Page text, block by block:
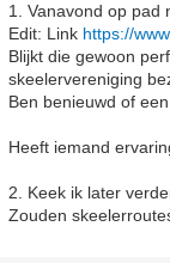
1. Vanavond op pad
Edit: Link https://
Blijkt die gewoon
skeelervereniging
Ben benieuwd of
Heeft iemand
2. Keek ik later
Zouden